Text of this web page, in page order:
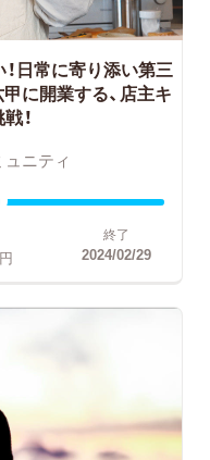
日常に寄り添い第三
に開業する、店主キ
！
ュニティ
円
終了
2024/02/29